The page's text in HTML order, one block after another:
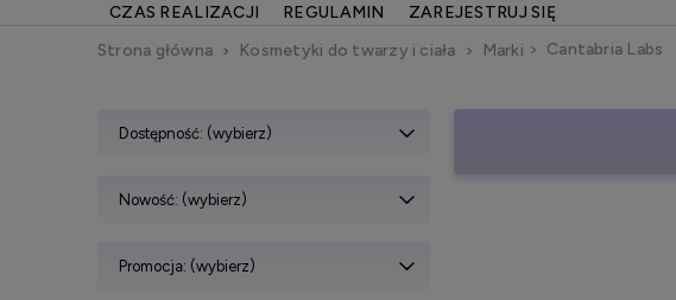
CZAS REALIZACJI
REGULAMIN
ZAREJESTRUJ SIĘ
Strona główna
Kosmetyki do twarzy i ciała Marki Cantabria Labs
Dostępność: (wybierz)
Nowość: (wybierz)
Promocja: (wybierz)